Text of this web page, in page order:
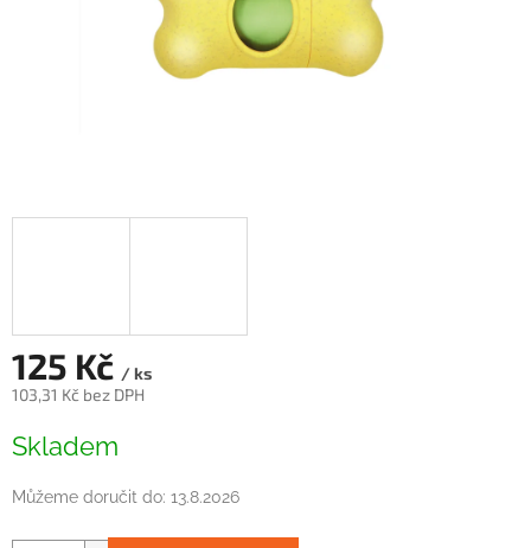
125 Kč / ks
103,31 Kč bez DPH
cena:
Skladem
Můžeme doručit do: 13.8.2026